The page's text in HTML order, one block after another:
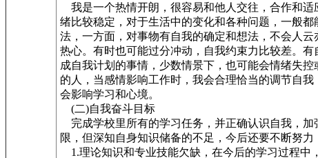
我是一个热情开朗，很容易和他人交往，合作和适
绪比较稳定，对于生活中的变化和各种问题，一般
法，一方面，对事物有自我的确定和想法，不会人
热心。有时也可能过分冲动，自我约束力比较差。
成自我计划的事情，少数情景下，也可能会情绪失
的人，当感情影响工作时，我会合理恰当的调节自
会影响学习和心境。
(二)自我奋斗目标
完成学校里所有的学习任务，并正确认识自我，加
限，但深知自身知识储备的不足，今后还要不断努力
1.理论知识和专业技能欠缺，在今后的学习过程中